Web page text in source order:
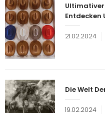
Ultimativer
Entdecken
Veröffentlicht
21.02.2024
Die Welt
Veröffentlicht
19.02.2024